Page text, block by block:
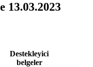
13.03.2023
Destekleyici
belgeler